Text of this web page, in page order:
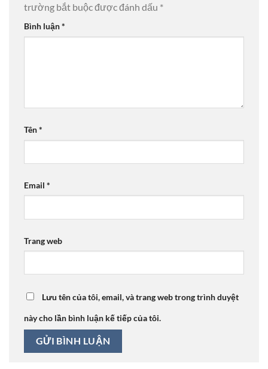
trường bắt buộc được đánh dấu *
Bình luận*
Tên*
Email *
Trang web
Lưu tên của tôi, email, và trang web trong trình duyệt
này cho lần bình luận kế tiếp của tôi.